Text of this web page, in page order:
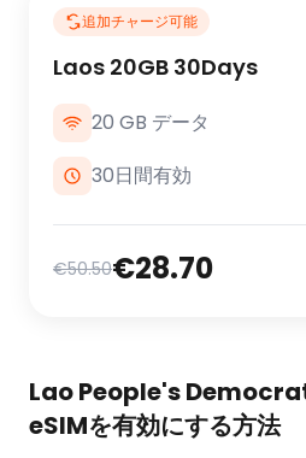
追加チャージ可能
Laos 20GB 30Days
20 GB データ
30日間有効
€50.50€28.70
Lao People's
eSIMを有効にする方法